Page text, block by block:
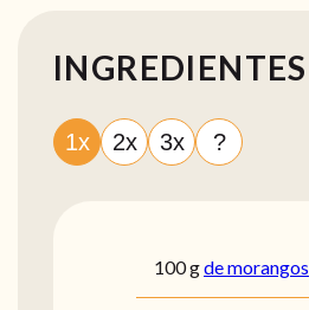
INGREDIENTES
1x 2x 3x ?
100gde morangos